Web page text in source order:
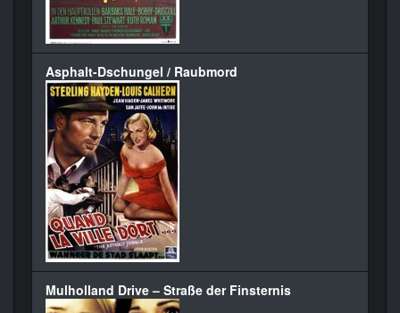
Asphalt-Dschungel / Raubmord
Mulholland Drive – Straße der Finsternis